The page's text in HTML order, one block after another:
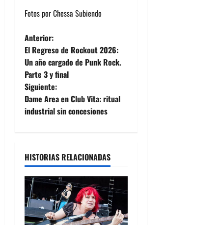
Fotos por Chessa Subiendo
N
a
v
e
c
i
ó
Anterior:
El Regreso de Rockout 2026:
Un año cargado de Punk Rock.
Parte 3 y final
Siguiente:
Dame Area en Club Vita: ritual
industrial sin concesiones
HISTORIAS RELACIONADAS